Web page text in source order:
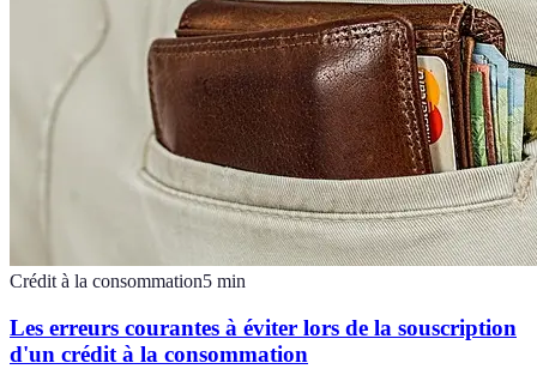
Crédit à la consommation5 min
Les erreurs courantes à éviter lors de la souscription
d'un crédit à la consommation